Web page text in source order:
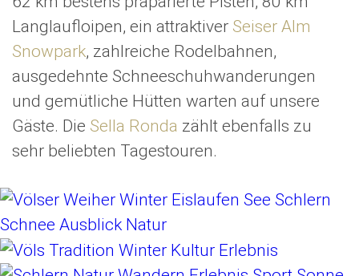
Langlaufloipen, ein attraktiver Seiser Alm
Snowpark, zahlreiche Rodelbahnen,
ausgedehnte Schneeschuhwanderungen
und gemütliche Hütten warten auf unsere
Gäste. Die Sella Ronda zählt ebenfalls zu
sehr beliebten Tagestouren.